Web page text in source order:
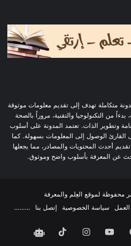
متكاملة تهدف إلى تقديم معلومات موثوقة
من التكنولوجيا والتقنية، مروراً بالصحة
وتطوير الذات. تعتمد المدونة على أسلوب
الوصول إلى المعلومات بسهولة. كما
أحدث المحتويات والمصادر، مما يجعلها
عن المعرفة بأسلوب واضح وموثوق.
محفوظة لموقع العِلم والمعرفة
سياسة الخصوصية إتصل بنا ………
بينتيريست‫YouTubeانستقرام ‫TikTokالذكاء